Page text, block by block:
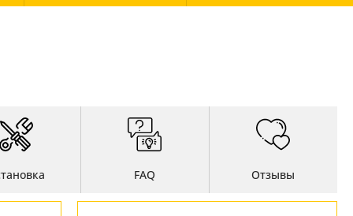
FAQ Отзывы